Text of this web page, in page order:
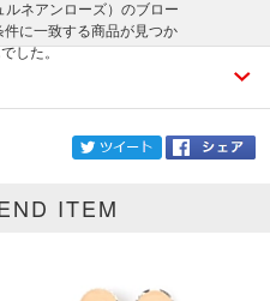
ネアンローズ）のブロー
に一致する商品が見つか
した。
ITEM